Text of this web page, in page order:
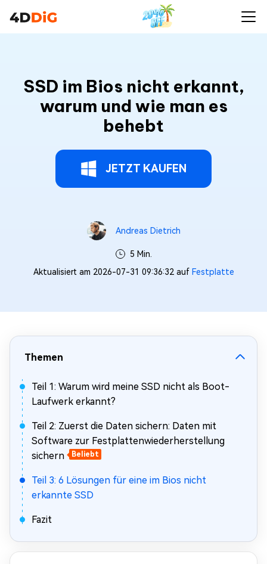
SSD im Bios nicht erkannt,
warum und wie man es
behebt
JETZT KAUFEN
Andreas Dietrich
5 Min.
Aktualisiert am 2026-07-31 09:36:32 auf Festplatte
Themen
Teil 1: Warum wird meine SSD nicht als Boot-
Laufwerk erkannt?
Teil 2: Zuerst die Daten sichern: Daten mit
Software zur Festplattenwiederherstellung
sichern
Beliebt
Teil 3: 6 Lösungen für eine im Bios nicht
erkannte SSD
Fazit